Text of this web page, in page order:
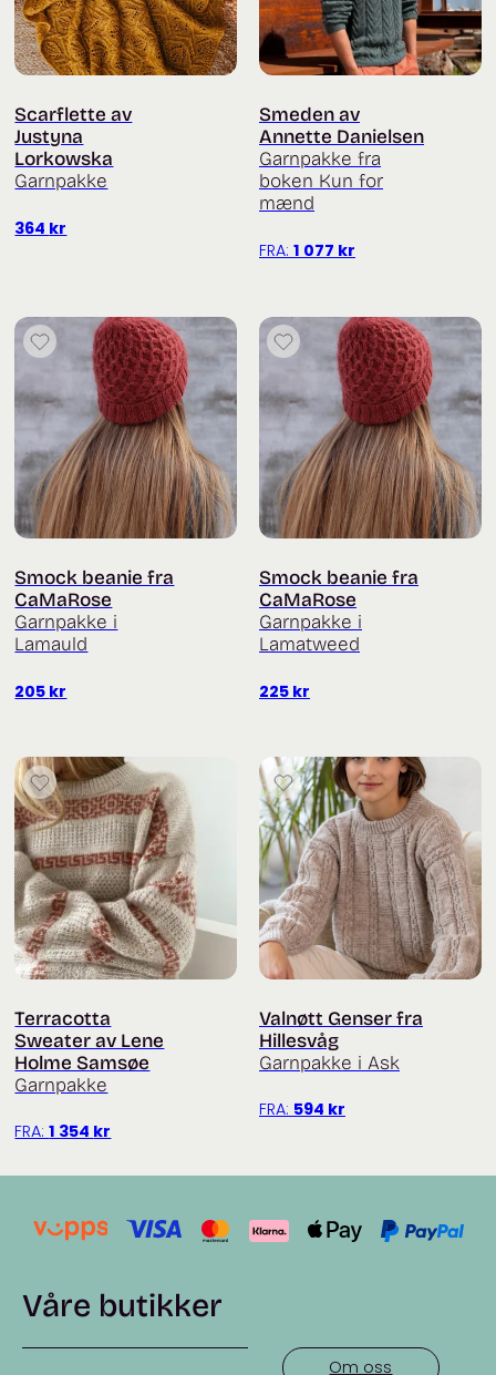
Scarflette av
Justyna
Lorkowska
Garnpakke
364 kr
Smeden av
Annette Danielsen
Garnpakke fra
boken Kun for
mænd
FRA: 1 077 kr
Smock beanie fra
CaMaRose
Garnpakke i
Lamauld
205 kr
Smock beanie fra
CaMaRose
Garnpakke i
Lamatweed
225 kr
Terracotta
Sweater av Lene
Holme Samsøe
Garnpakke
FRA:1 354 kr
Valnøtt Genser fra
Hillesvåg
Garnpakke i Ask
FRA: 594 kr
Våre butikker
Om oss